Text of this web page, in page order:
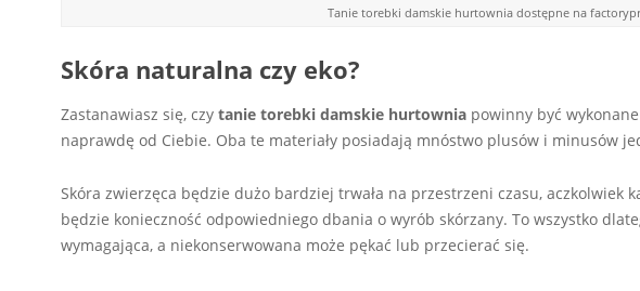
Tanie torebki damskie hurtownia dostępne na
Skóra naturalna czy eko?
Zastanawiasz się, czy tanie torebki damskie hurtownia powinny być
naprawdę od Ciebie. Oba te materiały posiadają mnóstwo plusów i minusów
Skóra zwierzęca będzie dużo bardziej trwała na przestrzeni czasu, aczkolwiek
będzie konieczność odpowiedniego dbania o wyrób skórzany. To wszystko
wymagająca, a niekonserwowana może pękać lub przecierać się.